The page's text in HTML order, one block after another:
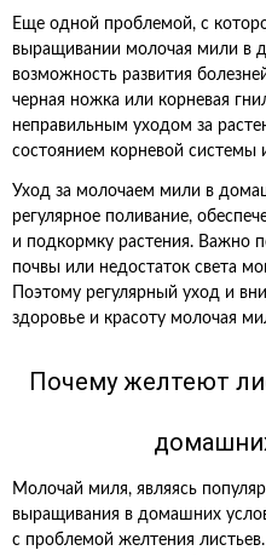
Еще одной проблемой, с
выращивании молочая мили в
возможность развития
черная ножка или корневая
неправильным уходом за
состоянием корневой системы
Уход за молочаем мили в
регулярное поливание,
и подкормку растения. Важно
почвы или недостаток света
Поэтому регулярный уход и
здоровье и красоту молочая
Почему желтеют
Молочай миля, являясь
выращивания в домашних
с проблемой желтения